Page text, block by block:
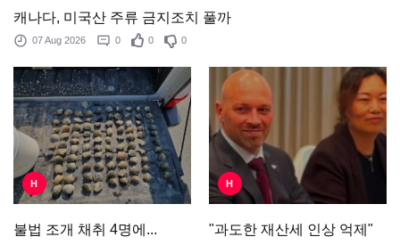
캐나다, 미국산 주류 금지조치 풀까
07 Aug 2026 0 0 0
H
불법 조개 채취 4명에...
H
"과도한 재산세 인상 억제"